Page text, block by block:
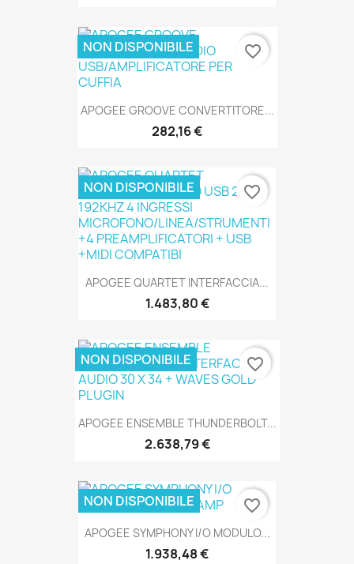
APOGEE GROOVE CONVERTITORE...
282,16 €
SOLO ONLINE
NON DISPONIBILE favorite_border
APOGEE QUARTET INTERFACCIA...
1.483,80 €
SOLO ONLINE
NON DISPONIBILE favorite_border
APOGEE ENSEMBLE THUNDERBOLT...
2.638,79 €
SOLO ONLINE
NON DISPONIBILE favorite_border
APOGEE SYMPHONY I/O MODULO...
1.938,48 €
NON DISPONIBILE favorite_border